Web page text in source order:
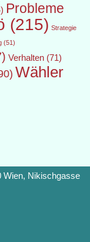
Probleme
(215) Strategie
(51)
Verhalten (71)
Wähler
Wien, Nikischgasse